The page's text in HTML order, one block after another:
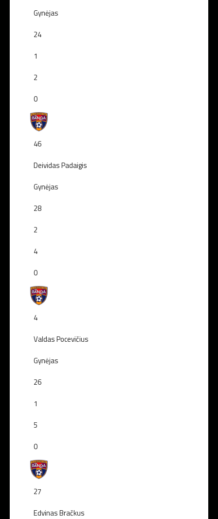
Gynėjas
24
1
2
0
46
Deividas Padaigis
Gynėjas
28
2
4
0
4
Valdas Pocevičius
Gynėjas
26
1
5
0
27
Edvinas Bračkus